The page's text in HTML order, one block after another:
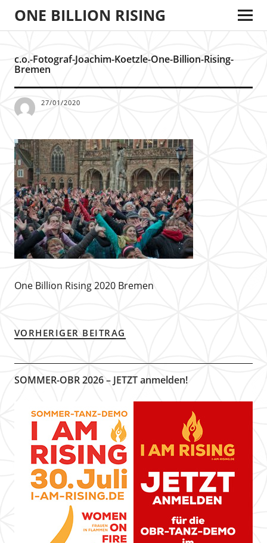
ONE BILLION RISING
c.o.-Fotograf-Joachim-Koetzle-One-Billion-Rising-
Bremen
27/01/2020
One Billion Rising 2020 Bremen
VORHERIGER BEITRAG
SOMMER-OBR 2026 – JETZT anmelden!